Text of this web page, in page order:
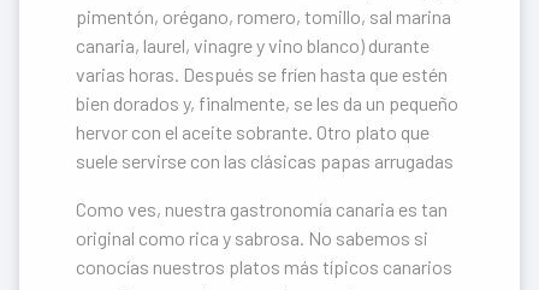
pimentón, orégano, romero, tomillo, sal marina
canaria, laurel, vinagre y vino blanco) durante
varias horas. Después se fríen hasta que estén
bien dorados y, finalmente, se les da un pequeño
hervor con el aceite sobrante. Otro plato que
suele servirse con las clásicas papas arrugadas
Como ves, nuestra gastronomía canaria es tan
original como rica y sabrosa. No sabemos si
conocías nuestros platos más típicos canarios